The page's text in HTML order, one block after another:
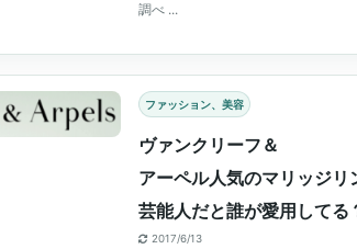
調べ ...
ファッション、美容
ヴァンクリーフ＆
アーペル人気のマリッジリ
芸能人だと誰が愛用してる
2017/6/13